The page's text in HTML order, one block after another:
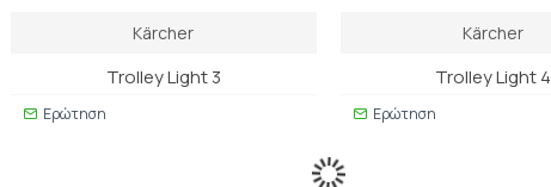
Kärcher
Trolley Light 3
Ερώτηση
Kärcher
Trolley Light 4
Ερώτηση